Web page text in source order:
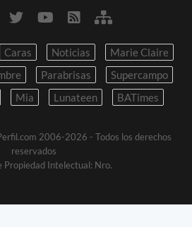
Caras Noticias
Marie Claire
Parabrisas
Supercampo
Mia Lunateen BATimes
2006-2026 - Todos los derechos
reservados
Propiedad Intelectual: Nro.